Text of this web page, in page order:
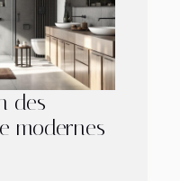
des
modernes